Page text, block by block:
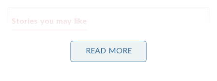
Stories you may like
തീവ്രവാദ പ്രചാരണത്തിനെതിരെ ശക്തമായ
നടപടികളുമായി ഫഡ്നാവിസ് ; തീവ്രനിലപാടുള്ള 114
പ്രസിദ്ധീകരണങ്ങൾ നിരോധിച്ച് മഹാരാഷ്ട്ര സർക്കാർ
READ MORE